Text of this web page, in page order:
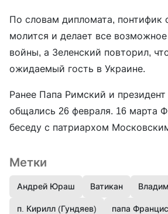
По словам дипломата, понтифик
молится и делает все
войны, а Зеленский повторил,
ожидаемый гость в Украине.
Ранее Папа Римский и
общались 26 февраля. 16 марта
беседу с патриархом
Метки
Андрей Юраш Ватикан
п. Кирилл (Гундяев) папа